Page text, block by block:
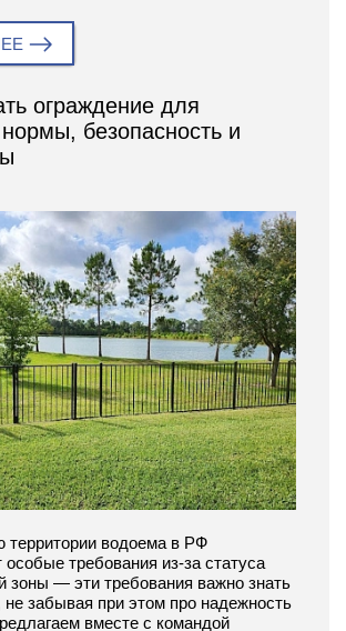
ограждение для
безопасность и
территории водоема в РФ
требования из-за статуса
зоны — эти требования важно знать
забывая при этом про надежность
вместе с командой